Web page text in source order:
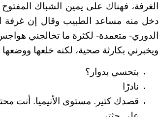
الغرفة، فهناك على يمين الشباك
دخل منه مساعد الطبيب وقال إن غرفة
الدوري- متعمدة- لكثرة ما تخالجني
ويخبرني بكارثة صحية، لكنه خلعها
بتحسي بدوار؟
نادرًا
قصدك كتير. مستوى الأنيميا. أنت